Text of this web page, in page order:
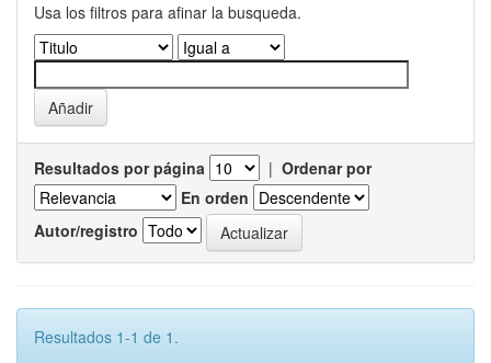
Usa los filtros para afinar la busqueda.
Resultados por página | Ordenar por
En orden
Autor/registro
Resultados 1-1 de 1.